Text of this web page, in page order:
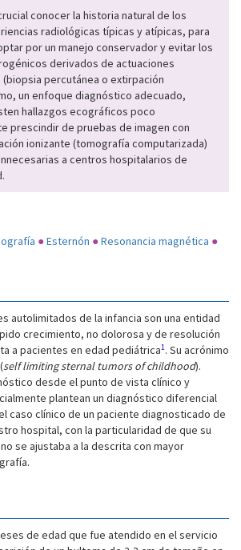
conocer la historia natural de los
radiológicas típicas y atípicas, para
por un manejo conservador y evitar los
derivados de actuaciones
percutánea o extirpación
un enfoque diagnóstico adecuado,
hallazgos ecográficos poco
prescindir de pruebas de imagen con
ionizante (tomografía computarizada)
a centros hospitalarios de
●Esternón ●Resonancia magnética ●
autolimitados de la infancia son una entidad
crecimiento, no dolorosa y de resolución
a pacientes en edad pediátrica1. Su acrónimo
self limiting sternal tumors of childhood).
desde el punto de vista clínico y
plantean un diagnóstico diferencial
caso clínico de un paciente diagnosticado de
hospital, con la particularidad de que su
se ajustaba a la descrita con mayor
de edad que fue atendido en el servicio